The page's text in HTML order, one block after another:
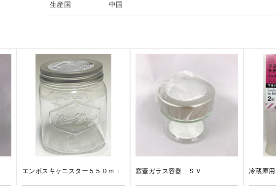
生産国 中国
エンボスキャニスター５５０ｍｌ 窓蓋ガラス容器 ＳＶ 冷蔵庫